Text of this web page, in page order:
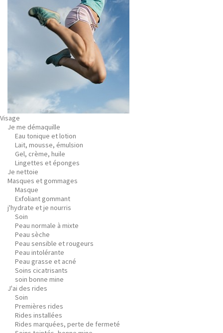
Visage
Je me démaquille
Eau tonique et lotion
Lait, mousse, émulsion
Gel, crème, huile
Lingettes et éponges
Je nettoie
Masques et gommages
Masque
Exfoliant gommant
j'hydrate et je nourris
Soin
Peau normale à mixte
Peau sèche
Peau sensible et rougeurs
Peau intolérante
Peau grasse et acné
Soins cicatrisants
soin bonne mine
J'ai des rides
Soin
Premières rides
Rides installées
Rides marquées, perte de fermeté